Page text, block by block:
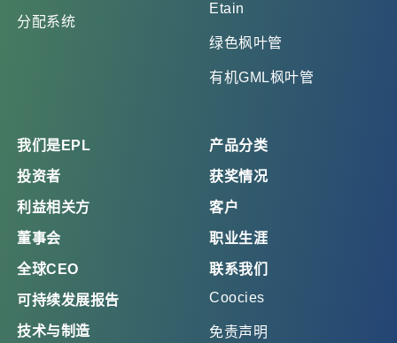
分配系统
Etain
绿色枫叶管
有机GML枫叶管
我们是EPL
投资者
利益相关方
董事会
全球CEO
可持续发展报告
技术与制造
产品分类
获奖情况
客户
职业生涯
联系我们
Coocies
免责声明